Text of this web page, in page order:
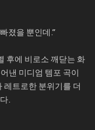
졌을 뿐인데.”
후에 비로소 깨닫는 화
낸 미디엄 템포 곡이
레트로한 분위기를 더
.